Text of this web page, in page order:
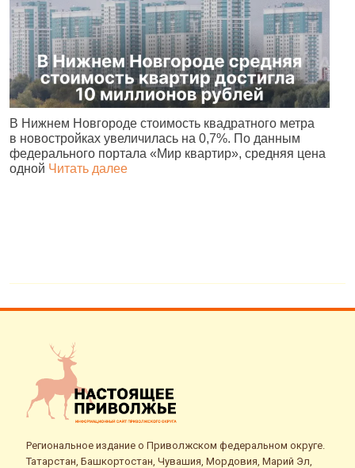
В Нижнем Новгороде стоимость квадратного метра
в новостройках увеличилась на 0,7%. По данным
федерального портала «Мир квартир», средняя цена
одной Читать далее
Региональное издание о Приволжском федеральном округе.
Татарстан, Башкортостан, Чувашия, Мордовия, Марий Эл,